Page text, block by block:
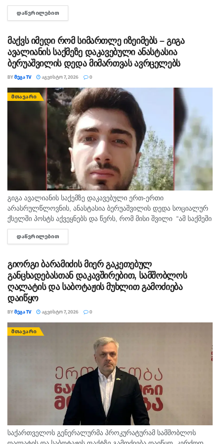
უკანონო შეძენა-შენახვისა და რეალიზაციის ხელშეწყობის,
ასევე ნარკოტიკული ნივთიერების შემცველი მცენარის
ᲓᲐᲬᲕᲠᲘᲚᲔᲑᲘᲗ
მაქვს იმედი რომ სიმართლე იზეიმებს – გიგა
ავალიანის საქმეზე დაკავებული ანასტასია
ბერუაშვილის დედა მიმართვას ავრცელებს
BYᲛᲔᲒᲐ TV ᲐᲒᲕᲘᲡᲢᲝ 7, 2026 0
ᲛᲗᲐᲕᲐᲠᲘ
გიგა ავალიანის საქემზე დაკავებული ერთ-ერთი
არასრულწლოვნის, ანასტასია ბერუაშვილის დედა სოციალურ
ქსელში პოსტს აქვეყნებს და წერს, რომ მისი შვილი “ამ საქმეში
მართლაც რომ თავში კი არა შუაშიც არაა.“ მისი თქმით, ის
რომ...
ᲓᲐᲬᲕᲠᲘᲚᲔᲑᲘᲗ
გიორგი ბარამიძის მიერ გაკეთებულ
განცხადებასთან დაკავშირებით, სამშობლოს
ღალატის და საბოტაჟის მუხლით გამოძიება
დაიწყო
BYᲛᲔᲒᲐ TV ᲐᲒᲕᲘᲡᲢᲝ 7, 2026 0
ᲛᲗᲐᲕᲐᲠᲘ
საქართველოს გენერალურმა პროკურატურამ სამშობლოს